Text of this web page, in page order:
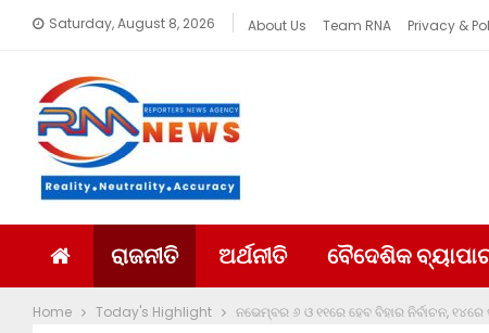
Saturday, August 8, 2026 About Us Team RNA Privacy &
ରାଜନୀତି ଅର୍ଥନୀତି ବୈଦେଶିକ
Home Today's Highlight ନଭେମ୍ବର ୬ ଓ ୧୧ରେ ହେବ ବିହାର ନିର୍ବାଚନ,